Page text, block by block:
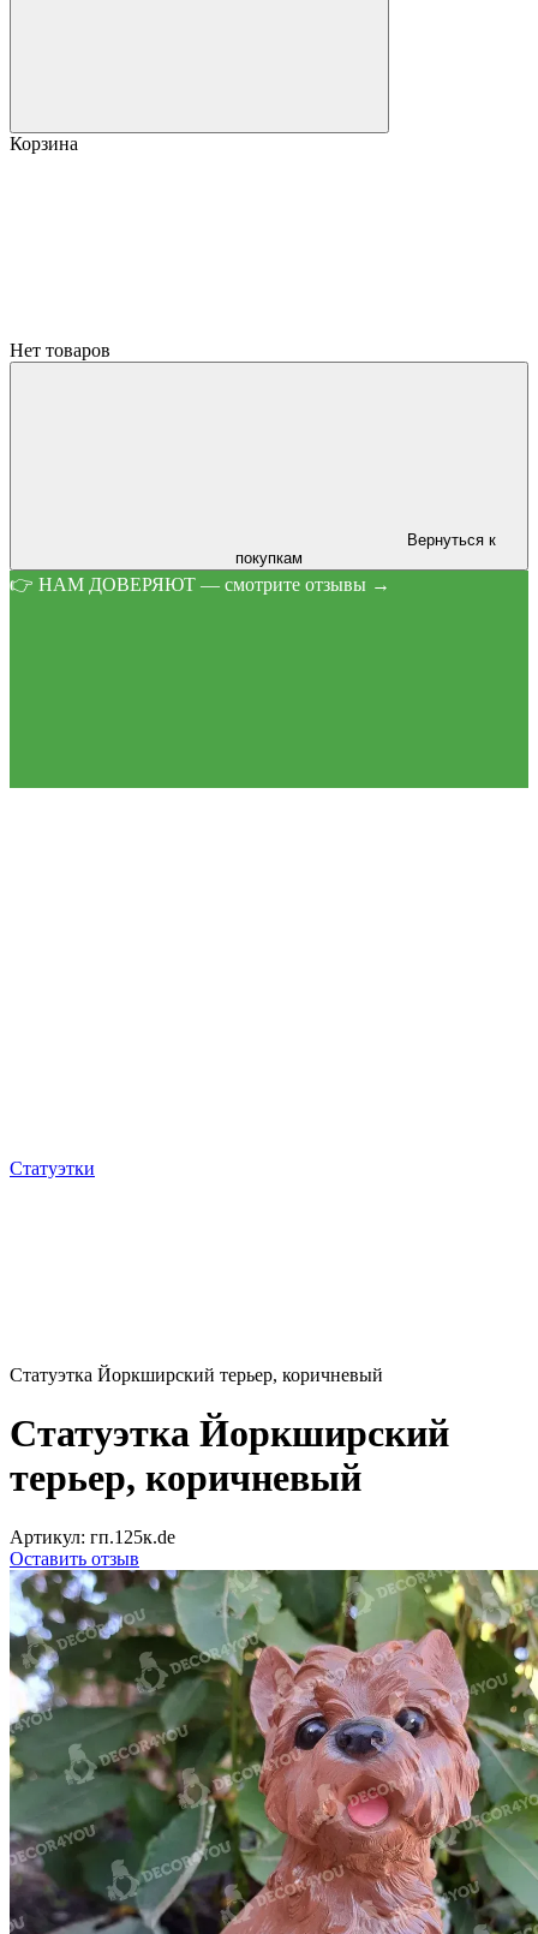
Корзина
Нет товаров
Вернуться к
покупкам
👉 НАМ ДОВЕРЯЮТ — смотрите отзывы →
Статуэтки
Статуэтка Йоркширский терьер, коричневый
Статуэтка Йоркширский
терьер, коричневый
Артикул: гп.125к.de
Оставить отзыв